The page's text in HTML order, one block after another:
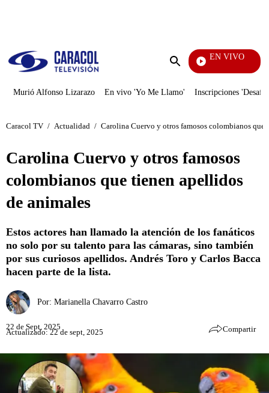
Enviar
EN VIVO
Rafael
Murió Alfonso Lizarazo En vivo 'Yo Me Llamo' Inscripciones
Caracol TV / Actualidad / Carolina Cuervo y otros famosos colombianos que
Carolina Cuervo y otros famosos
colombianos que tienen apellidos
de animales
Estos actores han llamado la atención de los fanáticos
no solo por su talento para las cámaras, sino también
por sus curiosos apellidos. Andrés Toro y Carlos Bacca
hacen parte de la lista.
Por: Marianella Chavarro Castro
22 de Sept, 2025
Actualizado: 22 de sept, 2025 Compartir